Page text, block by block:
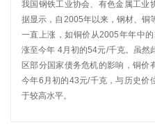
我国钢铁工业协会、有色金属工业
据显示，自2005年以来，钢材、铜
一直上涨，如铜价从2005年年中
涨至今年 4月初的54元/千克。虽然
区部分国家债务危机的影响，铜价
今年6月初的43元/千克，与历史价
于较高水平。